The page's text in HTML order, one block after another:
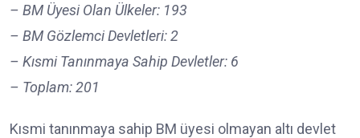
– BM Üyesi Olan Ülkeler: 193
– BM Gözlemci Devletleri: 2
– Kısmi Tanınmaya Sahip Devletler: 6
– Toplam: 201
Kısmi tanınmaya sahip BM üyesi olmayan altı devlet